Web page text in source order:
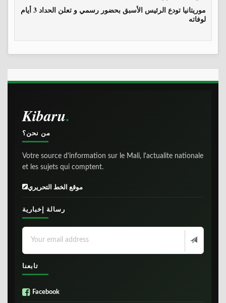
موريتانيا تودع الرئيس الأسبق بحضور رسمي و تعلن الحداد 3 أيام
لوفاته
Kibaru
من نحن؟
Votre source d'information sur le Mali, l'actualite nationale
et les sujets qui comptent.
موقع الخط التحريري
رسالة إخبارية
تابعنا
Facebook